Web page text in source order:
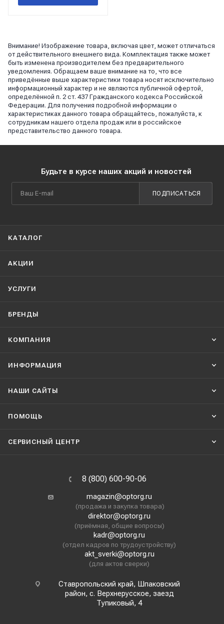
Внимание! Изображение товара, включая цвет, может отличаться
от действительного внешнего вида. Комплектация также может
быть изменена производителем без предварительного
уведомления. Обращаем ваше внимание на то, что все
приведённые выше характеристики товара носят исключительно
информационный характер и не являются публичной офертой,
определённой п. 2 ст. 437 Гражданского кодекса Российской
Федерации. Для получения подробной информации о
характеристиках данного товара обращайтесь, пожалуйста, к
сотрудникам нашего отдела продаж или в российское
представительство данного товара.
Будьте в курсе наших акций и новостей
ПОДПИСАТЬСЯ
КАТАЛОГ
АКЦИИ
УСЛУГИ
БРЕНДЫ
КОМПАНИЯ
ИНФОРМАЦИЯ
НАШИ CАЙТЫ
ПОМОЩЬ
СЕРВИСНЫЙ ЦЕНТР
8 (800) 600-90-06
magazin@optorg.ru
(продажа и закупка товара)
direktor@optorg.ru
(приёмная, общие вопросы)
kadr@optorg.ru
(отдел кадров по трудоустройству)
akt_sverki@optorg.ru
(для актов сверки)
Ставропольский край, Шпаковский
район, с. Верхнерусское, заезд
Тупиковый, 4